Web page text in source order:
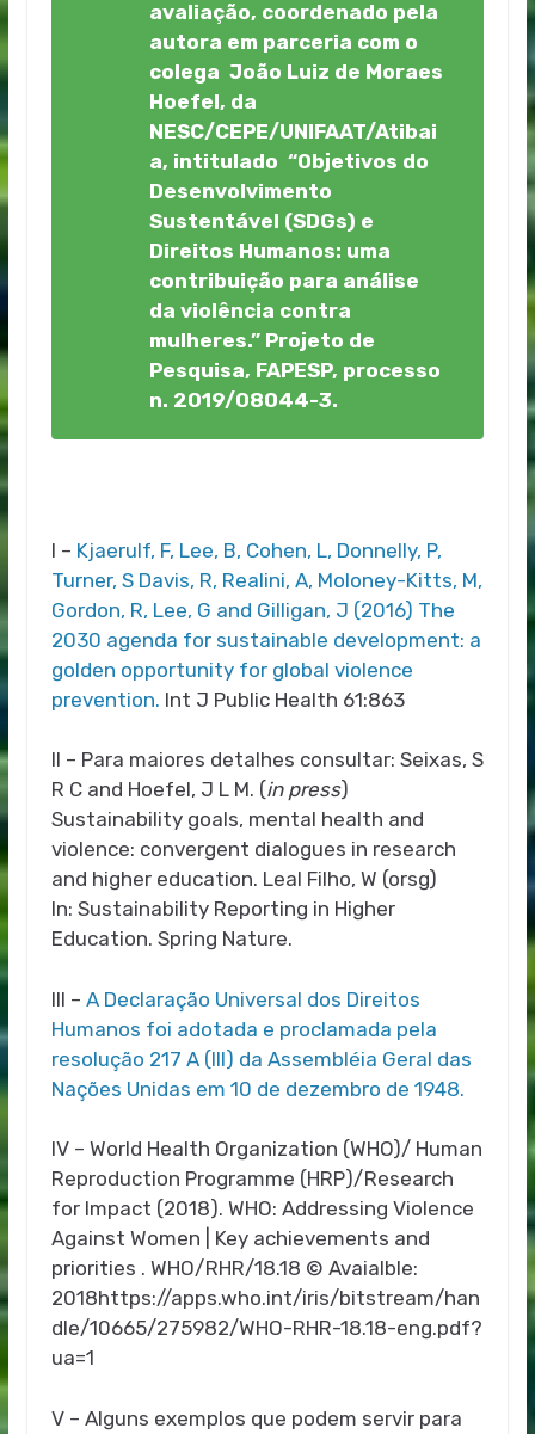
avaliação, coordenado pela
autora em parceria com o
colega João Luiz de Moraes
Hoefel, da
NESC/CEPE/UNIFAAT/Atibai
a, intitulado “Objetivos do
Desenvolvimento
Sustentável (SDGs) e
Direitos Humanos: uma
contribuição para análise
da violência contra
mulheres.” Projeto de
Pesquisa, FAPESP, processo
n. 2019/08044-3.
I – Kjaerulf, F, Lee, B, Cohen, L, Donnelly, P,
Turner, S Davis, R, Realini, A, Moloney-Kitts, M,
Gordon, R, Lee, G and Gilligan, J (2016) The
2030 agenda for sustainable development: a
golden opportunity for global violence
prevention. Int J Public Health 61:863
II – Para maiores detalhes consultar: Seixas, S
R C and Hoefel, J L M. (in press)
Sustainability goals, mental health and
violence: convergent dialogues in research
and higher education. Leal Filho, W (orsg)
In: Sustainability Reporting in Higher
Education. Spring Nature.
III – A Declaração Universal dos Direitos
Humanos foi adotada e proclamada pela
resolução 217 A (III) da Assembléia Geral das
Nações Unidas em 10 de dezembro de 1948.
IV – World Health Organization (WHO)/ Human
Reproduction Programme (HRP)/Research
for Impact (2018). WHO: Addressing Violence
Against Women | Key achievements and
priorities . WHO/RHR/18.18 © Avaialble:
2018https://apps.who.int/iris/bitstream/han
dle/10665/275982/WHO-RHR-18.18-eng.pdf?
ua=1
V – Alguns exemplos que podem servir para